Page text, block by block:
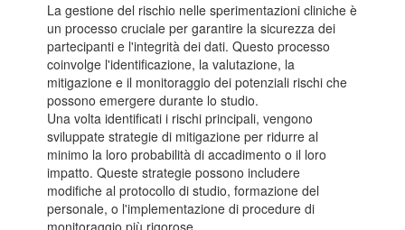
La gestione del rischio nelle sperimentazioni cliniche è
un processo cruciale per garantire la sicurezza dei
partecipanti e l'integrità dei dati. Questo processo
coinvolge l'identificazione, la valutazione, la
mitigazione e il monitoraggio dei potenziali rischi che
possono emergere durante lo studio.
Una volta identificati i rischi principali, vengono
sviluppate strategie di mitigazione per ridurre al
minimo la loro probabilità di accadimento o il loro
impatto. Queste strategie possono includere
modifiche al protocollo di studio, formazione del
personale, o l'implementazione di procedure di
monitoraggio più rigorose.